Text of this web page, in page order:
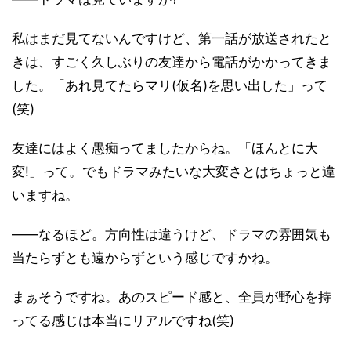
私はまだ見てないんですけど、第一話が放送されたと
きは、すごく久しぶりの友達から電話がかかってきま
した。「あれ見てたらマリ(仮名)を思い出した」って
(笑)
友達にはよく愚痴ってましたからね。「ほんとに大
変!」って。でもドラマみたいな大変さとはちょっと違
いますね。
――なるほど。方向性は違うけど、ドラマの雰囲気も
当たらずとも遠からずという感じですかね。
まぁそうですね。あのスピード感と、全員が野心を持
ってる感じは本当にリアルですね(笑)